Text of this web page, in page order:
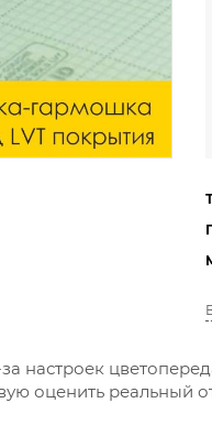
настроек
оценить реальный